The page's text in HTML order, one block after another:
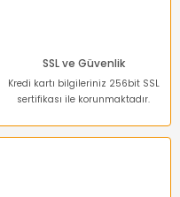
SSL ve Güvenlik
Kredi kartı bilgileriniz 256bit SSL
sertifikası ile korunmaktadır.